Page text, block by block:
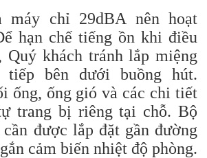
chỉ 29dBA nên hoạt
hạn chế tiếng ồn khi điều
Quý khách tránh lắp miệng
bên dưới buồng hút.
ống, ống gió và các chi tiết
trang bị riêng tại chỗ. Bộ
được lắp đặt gần đường
cảm biến nhiệt độ phòng.